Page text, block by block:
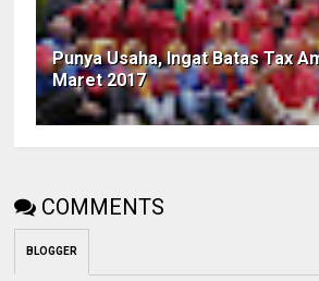
Punya Usaha, Ingat Batas Tax
Maret 2017
COMMENTS
BLOGGER